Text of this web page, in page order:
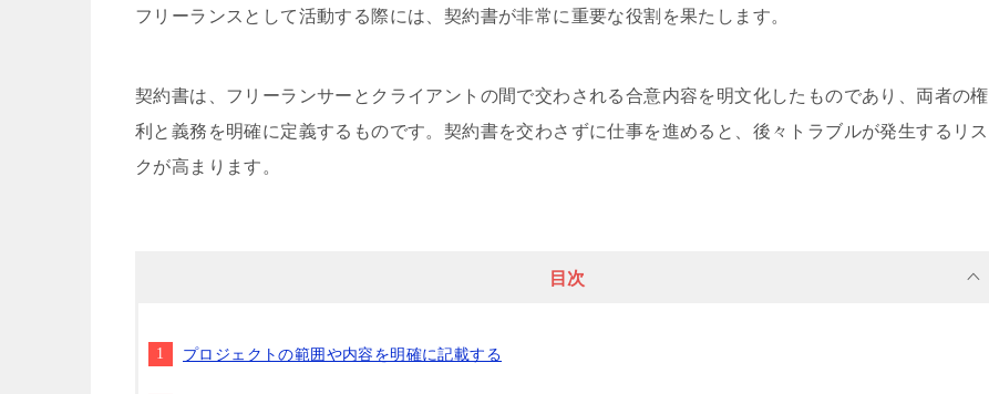
フリーランスとして活動する際には、契約書が非常に重要な役割を果たします。
契約書は、フリーランサーとクライアントの間で交わされる合意内容を明文化したものであり、両者の権
利と義務を明確に定義するものです。契約書を交わさずに仕事を進めると、後々トラブルが発生するリス
クが高まります。
目次
プロジェクトの範囲や内容を明確に記載する